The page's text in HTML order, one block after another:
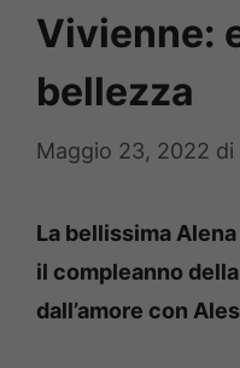
Vivienne:
bellezza
Maggio 23, 2022 di
La bellissima
il compleanno
dall’amore con